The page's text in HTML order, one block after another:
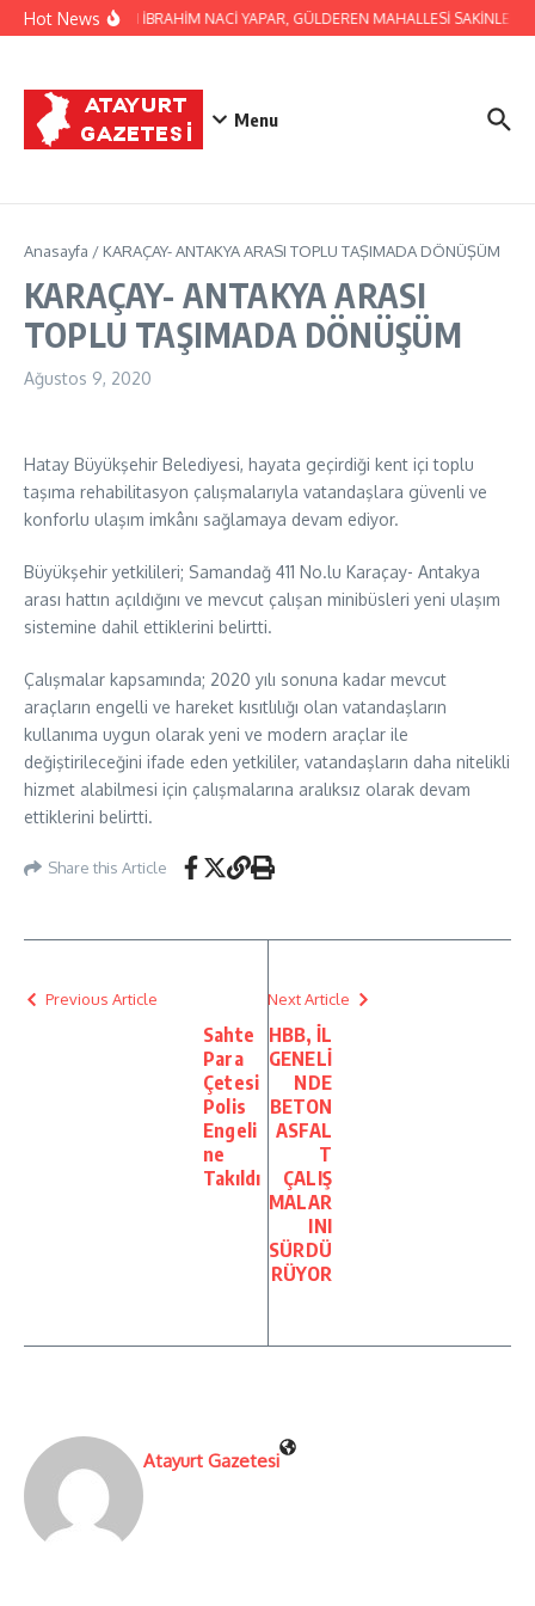
İçeriğe atla
Hot NewsBAŞKAN İBRAHİM NACİ YAPAR, GÜLDEREN MAHALLESİ
Menu
Anasayfa / KARAÇAY- ANTAKYA ARASI TOPLU TAŞIMADA DÖNÜŞÜM
KARAÇAY- ANTAKYA ARASI
TOPLU TAŞIMADA DÖNÜŞÜM
Ağustos 9, 2020
Hatay Büyükşehir Belediyesi, hayata geçirdiği kent içi toplu
taşıma rehabilitasyon çalışmalarıyla vatandaşlara güvenli ve
konforlu ulaşım imkânı sağlamaya devam ediyor.
Büyükşehir yetkilileri; Samandağ 411 No.lu Karaçay- Antakya
arası hattın açıldığını ve mevcut çalışan minibüsleri yeni ulaşım
sistemine dahil ettiklerini belirtti.
Çalışmalar kapsamında; 2020 yılı sonuna kadar mevcut
araçların engelli ve hareket kısıtlılığı olan vatandaşların
kullanıma uygun olarak yeni ve modern araçlar ile
değiştirileceğini ifade eden yetkililer, vatandaşların daha nitelikli
hizmet alabilmesi için çalışmalarına aralıksız olarak devam
ettiklerini belirtti.
Share this Article
Previous Article
Sahte
Para
Çetesi
Polis
Engeli
ne
Takıldı
Next Article
HBB, İL
GENELİ
NDE
BETON
ASFAL
T
ÇALIŞ
MALAR
INI
SÜRDÜ
RÜYOR
Atayurt Gazetesi